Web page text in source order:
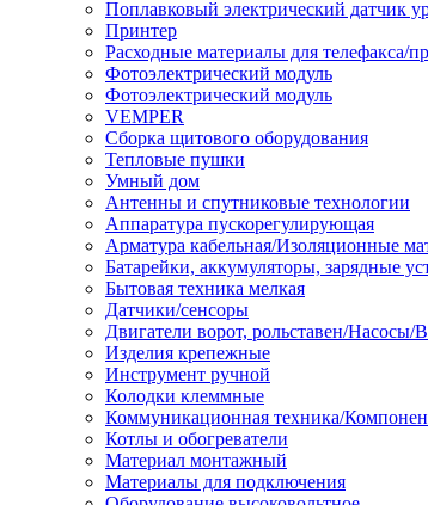
Поплавковый электрический датчик
Принтер
Расходные материалы для телефакса/
Фотоэлектрический модуль
Фотоэлектрический модуль
VEMPER
Сборка щитового оборудования
Тепловые пушки
Умный дом
Антенны и спутниковые технологии
Аппаратура пускорегулирующая
Арматура кабельная/Изоляционные
Батарейки, аккумуляторы, зарядные
Бытовая техника мелкая
Датчики/сенсоры
Двигатели ворот, рольставен/Насосы/
Изделия крепежные
Инструмент ручной
Колодки клеммные
Коммуникационная техника/
Котлы и обогреватели
Материал монтажный
Материалы для подключения